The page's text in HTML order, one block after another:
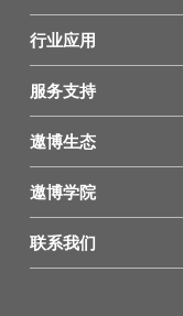
行业应用
服务支持
遨博生态
遨博学院
联系我们